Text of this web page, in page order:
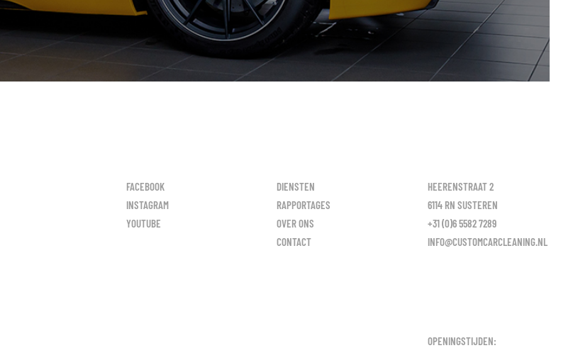
FACEBOOK
INSTAGRAM
YOUTUBE
DIENSTEN
RAPPORTAGES
OVER ONS
CONTACT
HEERENSTRAAT 2
6114 RN SUSTEREN
+31 (0)6 5582 7289
INFO@CUSTOMCARCLEANING.NL
OPENINGSTIJDEN: